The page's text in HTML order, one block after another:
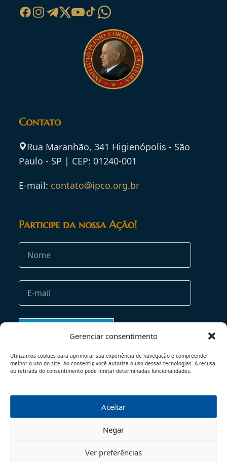
Gerenciar consentimento
Utilizamos cookies para aprimorar sua experiência de navegação e compreender
melhor o uso do site. Ao consentir, você autoriza o uso dessas tecnologias. A recusa
ou retirada do consentimento pode limitar determinadas funcionalidades.
Aceitar
Negar
Ver preferências
Contato
Rua Maranhão, 341 Higienópolis - São
Paulo - SP | CEP: 01240-001
E-mail: contato@ipco.org.br
Participe da nossa Ação!
POLÍTICA DE PRIVACIDADE
© 2026 - TODOS OS DIREITOS RESERVADOS